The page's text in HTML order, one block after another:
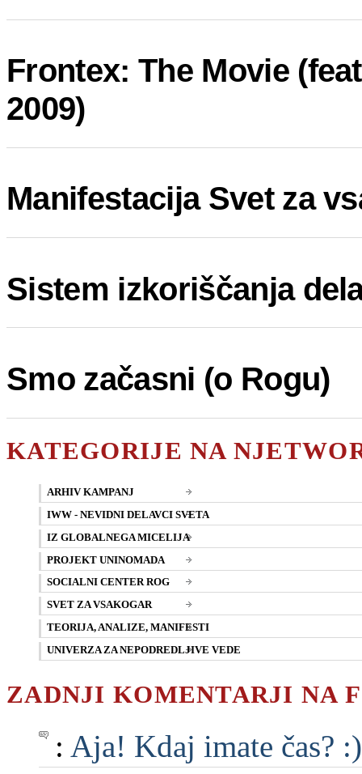
Frontex: The Movie
2009)
Manifestacija Svet za
Sistem izkoriščanja
Smo začasni (o Rogu)
KATEGORIJE NA
ARHIV KAMPANJ
IWW - NEVIDNI DELAVCI SVETA
IZ GLOBALNEGA MICELIJA
PROJEKT UNINOMADA
SOCIALNI CENTER ROG
SVET ZA VSAKOGAR
TEORIJA, ANALIZE, MANIFESTI
UNIVERZA ZA NEPODREDLJIVE VEDE
ZADNJI KOMENTARJI NA
: Aja! Kdaj imate čas?